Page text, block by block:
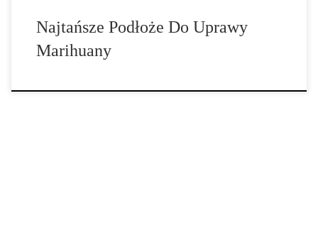
Najtańsze Podłoże Do Uprawy
Marihuany